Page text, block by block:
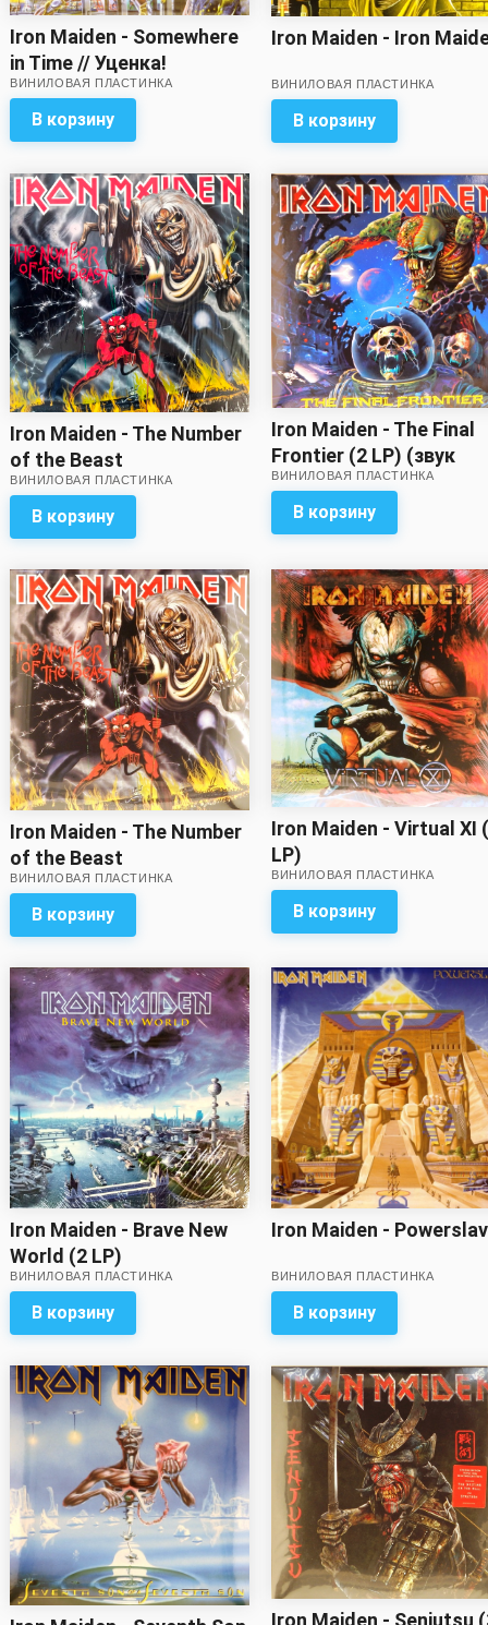
Iron Maiden - Somewhere
in Time // Уценка!
ВИНИЛОВАЯ ПЛАСТИНКА
В корзину
Iron Maiden - Iron
ВИНИЛОВАЯ ПЛАСТИНКА
В корзину
Iron Maiden - The Number
of the Beast
ВИНИЛОВАЯ ПЛАСТИНКА
В корзину
Iron Maiden - The Final
Frontier (2 LP) (звук
близок к отличному!)
ВИНИЛОВАЯ ПЛАСТИНКА
В корзину
Iron Maiden - The Number
of the Beast
ВИНИЛОВАЯ ПЛАСТИНКА
В корзину
Iron Maiden - Virtual XI
LP)
ВИНИЛОВАЯ ПЛАСТИНКА
В корзину
Iron Maiden - Brave New
World (2 LP)
ВИНИЛОВАЯ ПЛАСТИНКА
В корзину
Iron Maiden -
ВИНИЛОВАЯ ПЛАСТИНКА
В корзину
Iron Maiden - Senjutsu